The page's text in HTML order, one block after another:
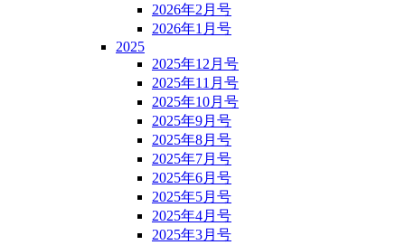
2026年2月号
2026年1月号
2025
2025年12月号
2025年11月号
2025年10月号
2025年9月号
2025年8月号
2025年7月号
2025年6月号
2025年5月号
2025年4月号
2025年3月号